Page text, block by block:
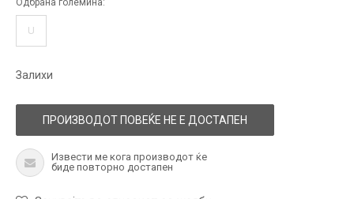
Одбрана големина:
U
Залихи
ПРОИЗВОДОТ ПОВЕЌЕ НЕ Е ДОСТАПЕН
Извести ме кога производот ќе
биде повторно достапен